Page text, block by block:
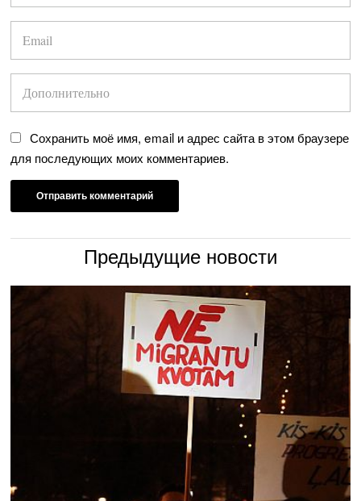
Сохранить моё имя, email и адрес сайта в этом браузере
для последующих моих комментариев.
Предыдущие новости